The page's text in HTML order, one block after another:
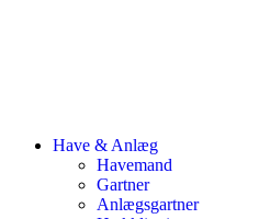
Have & Anlæg
Havemand
Gartner
Anlægsgartner